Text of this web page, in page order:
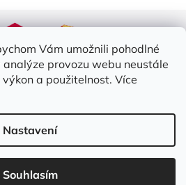
Vám umožnili pohodlné
provozu webu neustále
a použitelnost. Více
Nastavení
Souhlasím
cookies